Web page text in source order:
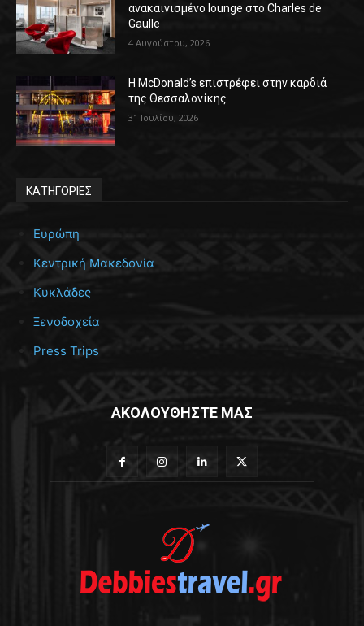
ανακαινισμένο lounge στο Charles de
Gaulle
4 Αυγούστου, 2026
Η McDonald’s επιστρέφει στην καρδιά
της Θεσσαλονίκης
31 Ιουλίου, 2026
ΚΑΤΗΓΟΡΙΕΣ
Ευρώπη
Κεντρική Μακεδονία
Κυκλάδες
Ξενοδοχεία
Press Trips
ΑΚΟΛΟΥΘΗΣΤΕ ΜΑΣ